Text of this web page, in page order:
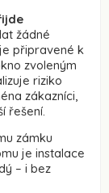
žádné
připravené k
zvoleným
riziko
zákazníci,
řešení.
zámku
je instalace
– i bez